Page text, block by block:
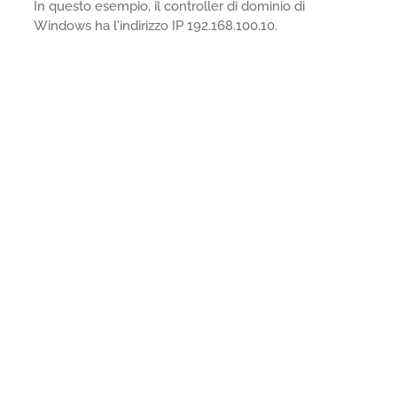
In questo esempio, il controller di dominio di
Windows ha l'indirizzo IP 192.168.100.10.